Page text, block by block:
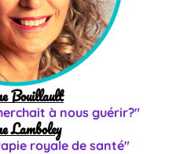
Bouillault
à nous guérir?"
Lamboley
royale de santé"